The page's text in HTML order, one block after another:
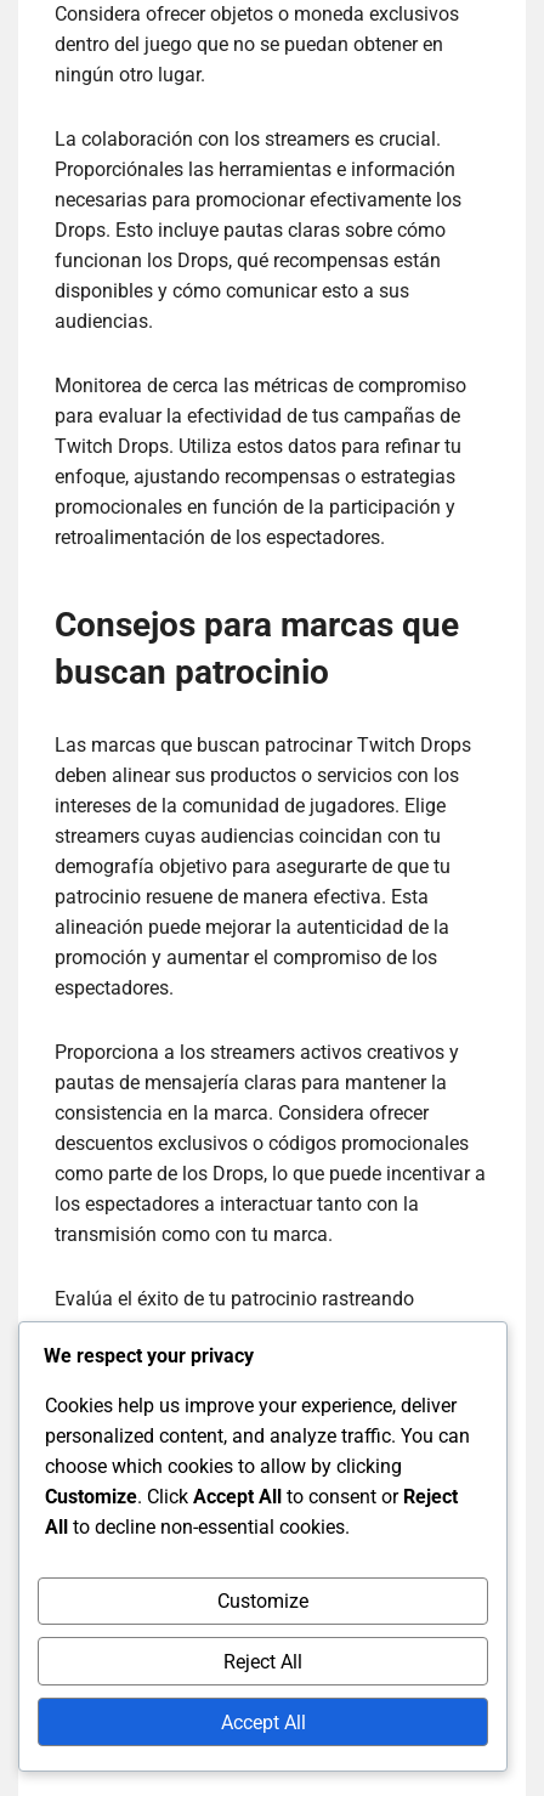
Considera ofrecer objetos o moneda exclusivos
dentro del juego que no se puedan obtener en
ningún otro lugar.
La colaboración con los streamers es crucial.
Proporciónales las herramientas e información
necesarias para promocionar efectivamente los
Drops. Esto incluye pautas claras sobre cómo
funcionan los Drops, qué recompensas están
disponibles y cómo comunicar esto a sus
audiencias.
Monitorea de cerca las métricas de compromiso
para evaluar la efectividad de tus campañas de
Twitch Drops. Utiliza estos datos para refinar tu
enfoque, ajustando recompensas o estrategias
promocionales en función de la participación y
retroalimentación de los espectadores.
Consejos para marcas que
buscan patrocinio
Las marcas que buscan patrocinar Twitch Drops
deben alinear sus productos o servicios con los
intereses de la comunidad de jugadores. Elige
streamers cuyas audiencias coincidan con tu
demografía objetivo para asegurarte de que tu
patrocinio resuene de manera efectiva. Esta
alineación puede mejorar la autenticidad de la
promoción y aumentar el compromiso de los
espectadores.
Proporciona a los streamers activos creativos y
pautas de mensajería claras para mantener la
consistencia en la marca. Considera ofrecer
descuentos exclusivos o códigos promocionales
como parte de los Drops, lo que puede incentivar a
los espectadores a interactuar tanto con la
transmisión como con tu marca.
Evalúa el éxito de tu patrocinio rastreando
métricas de compromiso, como tasas de
participación de espectadores y tasas de
Utiliza estos conocimientos para informar futuras
oportunidades de patrocinio y refinar tu enfoque
para obtener mejores resultados.
We respect your privacy
Cookies help us improve your experience, deliver
personalized content, and analyze traffic. You can
choose which cookies to allow by clicking
Customize. Click Accept All to consent or Reject
All to decline non-essential cookies.
Customize
Reject All
Accept All